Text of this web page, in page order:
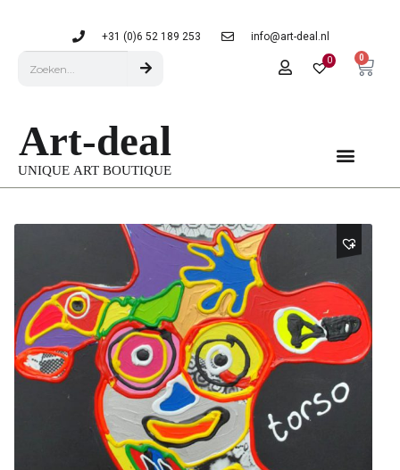
+31 (0)6 52 189 253 info@art-deal.nl
0 0